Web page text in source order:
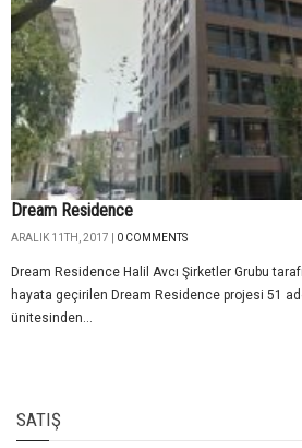
Dream Residence
ARALIK 11TH, 2017 | 0 COMMENTS
Dream Residence Halil Avcı Şirketler Grubu
hayata geçirilen Dream Residence projesi 51
ünitesinden...
SATIŞ